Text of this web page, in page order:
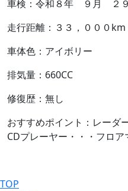
車検：令和８年 ９月 ２
走行距離：３３，０００km
車体色：アイボリー
排気量：660CC
修復歴：無し
おすすめポイント：レーダ
CDプレーヤー・・・フロア
TOP